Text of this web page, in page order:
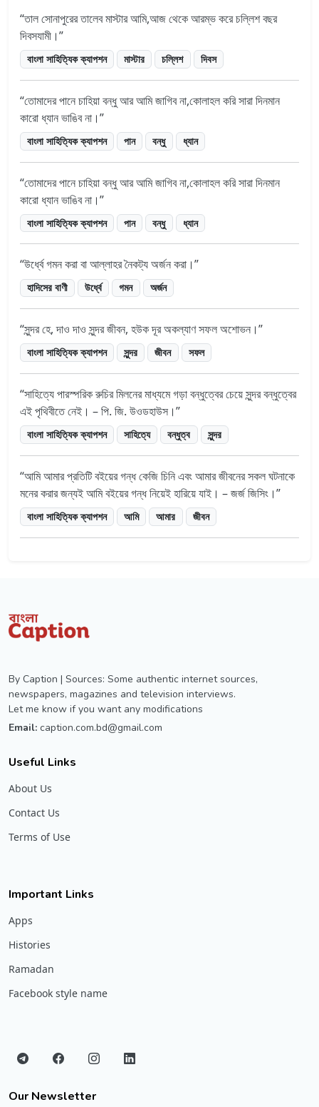
তাল সোনাপুরের তালেব মাস্টার আমি,আজ থেকে আরম্ভ করে চল্লিশ বছর
দিবসযামী।
বাংলা সাহিত্যিক ক্যাপশন মাস্টার চল্লিশ দিবস
তোমাদের পানে চাহিয়া বন্ধু আর আমি জাগিব না,কোলাহল করি সারা দিনমান
কারো ধ্যান ভাঙিব না।
বাংলা সাহিত্যিক ক্যাপশন পান বন্ধু ধ্যান
তোমাদের পানে চাহিয়া বন্ধু আর আমি জাগিব না,কোলাহল করি সারা দিনমান
কারো ধ্যান ভাঙিব না।
বাংলা সাহিত্যিক ক্যাপশন পান বন্ধু ধ্যান
উর্ধ্বে গমন করা বা আল্লাহর নৈকট্য অর্জন করা।
হাদিসের বাণী উর্ধ্বে গমন অর্জন
সুন্দর হে, দাও দাও সুন্দর জীবন, হউক দূর অকল্যাণ সফল অশোভন।
বাংলা সাহিত্যিক ক্যাপশন সুন্দর জীবন সফল
সাহিত্যে পারস্পরিক রুচির মিলনের মাধ্যমে গড়া বন্ধুত্বের চেয়ে সুন্দর বন্ধুত্বের
এই পৃথিবীতে নেই। – পি. জি. উওডহাউস।
বাংলা সাহিত্যিক ক্যাপশন সাহিত্যে বন্ধুত্ব সুন্দর
আমি আমার প্রতিটি বইয়ের গন্ধ কেজি চিনি এবং আমার জীবনের সকল ঘটনাকে
মনের করার জন্যই আমি বইয়ের গন্ধ নিয়েই হারিয়ে যাই। – জর্জ জিসিং।
বাংলা সাহিত্যিক ক্যাপশন আমি আমার জীবন
By Caption | Sources: Some authentic internet sources,
newspapers, magazines and television interviews.
Let me know if you want any modifications
Email: caption.com.bd@gmail.com
Useful Links
About Us
Contact Us
Terms of Use
Important Links
Apps
Histories
Ramadan
Facebook style name
Our Newsletter